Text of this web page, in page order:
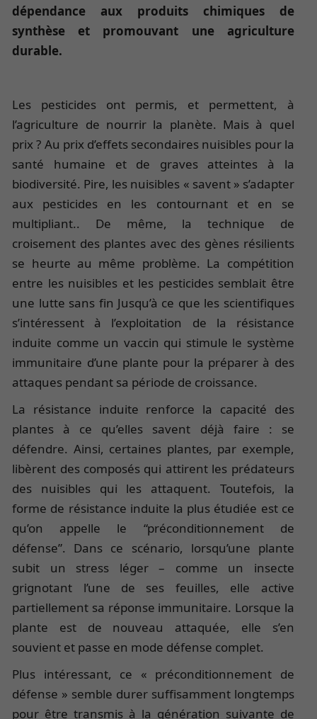
dépendance aux produits chimiques de
synthèse et promouvant une agriculture
durable.
Les pesticides ont permis, et permettent, à
l’agriculture de nourrir la planète. Mais à quel
prix ? Au prix d’effets secondaires nuisibles pour la
santé humaine et de graves atteintes à la
biodiversité. Pire, les nuisibles « savent » s’adapter
aux pesticides en les contournant et en se
multipliant.. De même, la technique de
croisement des plantes avec des gènes résilients
se heurte au même problème. La compétition
entre les nuisibles et les pesticides semblait être
une lutte sans fin Jusqu’à ce que les scientifiques
s’intéressent à l’exploitation de la résistance
induite comme un vaccin qui stimule le système
immunitaire d’une plante pour la préparer à des
attaques pendant sa période de croissance.
La résistance induite renforce la capacité des
plantes à ce qu’elles savent déjà faire : se
défendre. Ainsi, certaines plantes, par exemple,
libèrent des composés qui attirent les prédateurs
des nuisibles qui les attaquent. Toutefois, la
forme de résistance induite la plus étudiée est ce
qu’on appelle le “préconditionnement de
défense”. Dans ce scénario, lorsqu’une plante
subit un stress léger – comme un insecte
grignotant l’une de ses feuilles, elle active
partiellement sa réponse immunitaire. Lorsque la
plante est de nouveau attaquée, elle s’en
souvient et passe en mode défense complet.
Plus intéressant, ce « préconditionnement de
défense » semble durer suffisamment longtemps
pour être transmis à la génération suivante de